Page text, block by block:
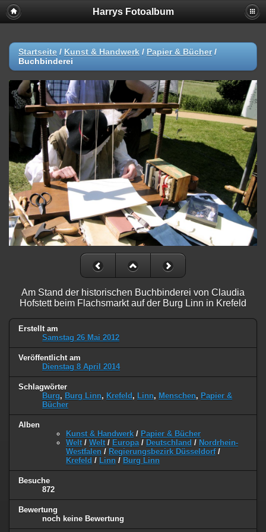
Harrys Fotoalbum
Startseite / Kunst & Handwerk / Papier & Bücher/
Buchbinderei
Am Stand der historischen Buchbinderei von Claudia
Hofstett beim Flachsmarkt auf der Burg Linn in Krefeld
Erstellt am
Samstag 26 Mai 2012
Veröffentlicht am
Dienstag 8 April 2014
Schlagwörter
Burg, Burg Linn, Krefeld , Linn, Menschen, Papier &
Bücher
Alben
Kunst & Handwerk / Papier & Bücher
Welt / Welt / Europa/ Deutschland / Nordrhein-
Westfalen / Regierungsbezirk Düsseldorf/
Krefeld / Linn / Burg Linn
Besuche
872
Bewertung
noch keine Bewertung